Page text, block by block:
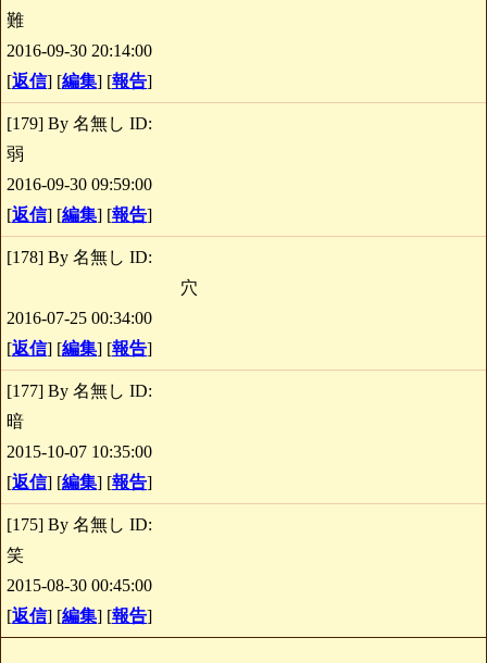
難
2016-09-30 20:14:00
[返信] [編集] [報告]
[179] By 名無し ID:
弱
2016-09-30 09:59:00
[返信] [編集] [報告]
[178] By 名無し ID:
穴
2016-07-25 00:34:00
[返信] [編集] [報告]
[177] By 名無し ID:
暗
2015-10-07 10:35:00
[返信] [編集] [報告]
[175] By 名無し ID:
笑
2015-08-30 00:45:00
[返信] [編集] [報告]